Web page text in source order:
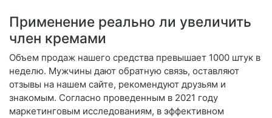
Применение реально ли увеличить
член кремами
Объем продаж нашего средства превышает 1000 штук в
неделю. Мужчины дают обратную связь, оставляют
отзывы на нашем сайте, рекомендуют друзьям и
знакомым. Согласно проведенным в 2021 году
маркетинговым исследованиям, в эффективном